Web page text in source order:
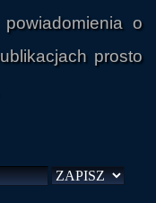
o
prosto